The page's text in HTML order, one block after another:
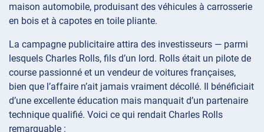
maison automobile, produisant des véhicules à carrosserie
en bois et à capotes en toile pliante.
La campagne publicitaire attira des investisseurs — parmi
lesquels Charles Rolls, fils d’un lord. Rolls était un pilote de
course passionné et un vendeur de voitures françaises,
bien que l’affaire n’ait jamais vraiment décollé. Il bénéficiait
d’une excellente éducation mais manquait d’un partenaire
technique qualifié. Voici ce qui rendait Charles Rolls
remarquable :